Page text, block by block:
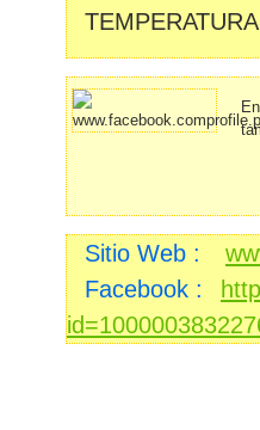
Sitio Web :
Facebook :